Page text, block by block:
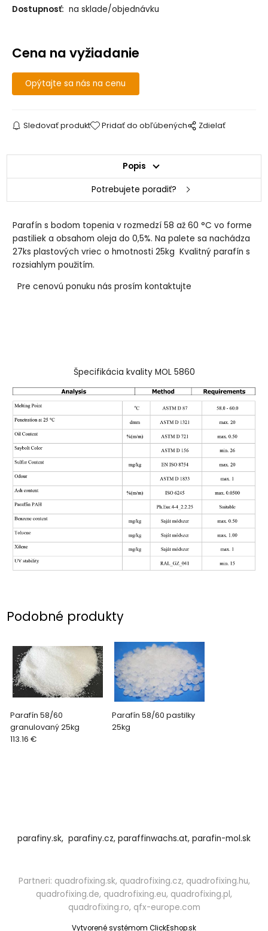
Dostupnosť: na sklade/objednávku
Cena na vyžiadanie
Opýtajte sa nás na cenu
Sledovať produkt Pridať do obľúbených Zdielať
Popis
Potrebujete poradiť?
Parafín s bodom topenia v rozmedzí 58 až 60 °C vo forme
pastiliek a obsahom oleja do 0,5%. Na palete sa nachádza
27ks plastových vriec o hmotnosti 25kg Kvalitný parafín s
rozsiahlym použitím.
Pre cenovú ponuku nás prosím kontaktujte
Špecifikácia kvality MOL 5860
Podobné produkty
Parafín 58/60
granulovaný 25kg
113.16 €
Parafín 58/60 pastilky
25kg
parafiny.sk, parafiny.cz, paraffinwachs.at, parafin-mol.sk
Partneri: quadrofixing.sk, quadrofixing.cz, quadrofixing.hu,
quadrofixing.de, quadrofixing.eu, quadrofixing.pl,
quadrofixing.ro, qfx-europe.com
Vytvorené systémom ClickEshop.sk